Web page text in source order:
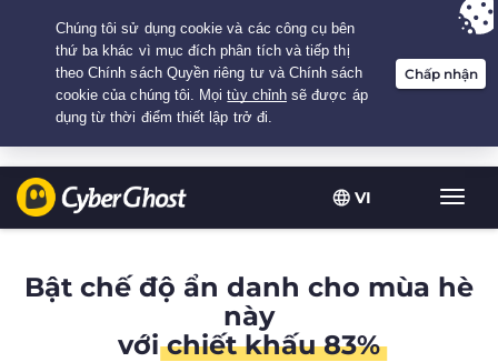
VI
đổi
Your choice:The Best Dealfor 2.1666666666667-years at $
/month
Bật chế độ ẩn danh cho mùa hè
này
vớichiết khấu 83%